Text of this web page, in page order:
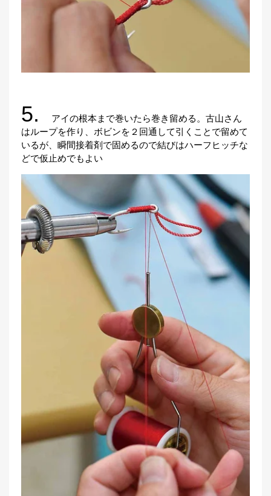
5.
アイの根本まで巻いたら巻き留める。古山さん
はループを作り、ボビンを２回通して引くことで留めて
いるが、瞬間接着剤で固めるので結びはハーフヒッチな
どで仮止めでもよい